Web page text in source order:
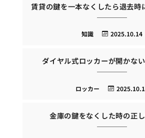
賃貸の鍵を一本なくしたら退去時
2025.10.14
知識
ダイヤル式ロッカーが開かな
ロッカー
金庫の鍵をなくした時の正